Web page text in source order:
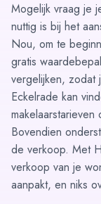
Mogelijk vraag je
nuttig is bij het
Nou, om te
gratis
vergelijken, zodat
Eckelrade kan
makelaarstarieven
Bovendien
de verkoop. Met
verkoop van je
aanpakt, en niks